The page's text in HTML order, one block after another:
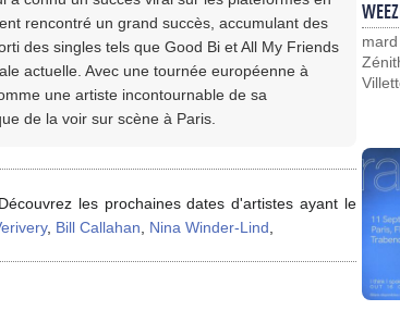
rencontré un grand succès, accumulant des
des singles tels que Good Bi et All My Friends
actuelle. Avec une tournée européenne à
une artiste incontournable de sa
de la voir sur scène à Paris.
les prochaines dates d'artistes ayant le
, Bill Callahan Nina Winder-Lind